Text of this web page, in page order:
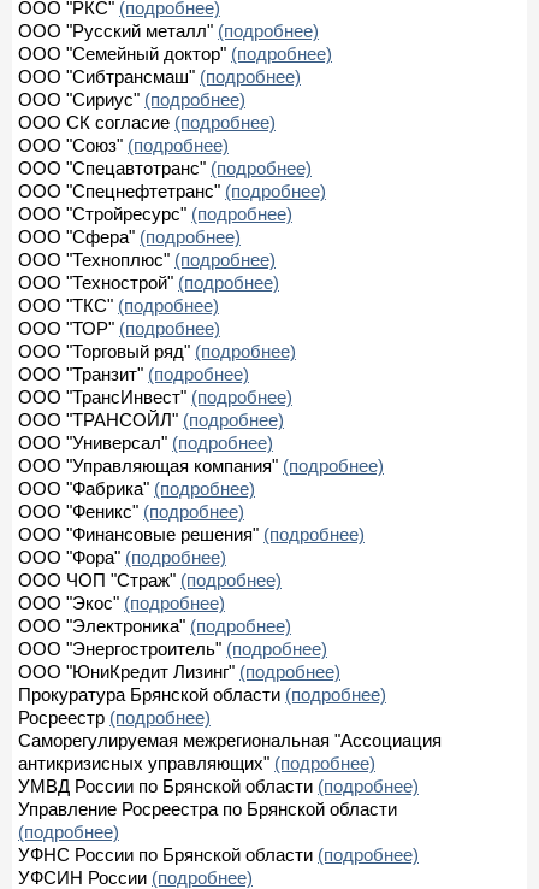
ООО "РКС" (подробнее)
ООО "Русский металл" (подробнее)
ООО "Семейный доктор" (подробнее)
ООО "Сибтрансмаш" (подробнее)
ООО "Сириус" (подробнее)
ООО СК согласие (подробнее)
ООО "Союз" (подробнее)
ООО "Спецавтотранс" (подробнее)
ООО "Спецнефтетранс" (подробнее)
ООО "Стройресурс" (подробнее)
ООО "Сфера" (подробнее)
ООО "Техноплюс" (подробнее)
ООО "Технострой" (подробнее)
ООО "ТКС" (подробнее)
ООО "ТОР" (подробнее)
ООО "Торговый ряд" (подробнее)
ООО "Транзит" (подробнее)
ООО "ТрансИнвест" (подробнее)
ООО "ТРАНСОЙЛ" (подробнее)
ООО "Универсал" (подробнее)
ООО "Управляющая компания" (подробнее)
ООО "Фабрика" (подробнее)
ООО "Феникс" (подробнее)
ООО "Финансовые решения" (подробнее)
ООО "Фора" (подробнее)
ООО ЧОП "Страж" (подробнее)
ООО "Экос" (подробнее)
ООО "Электроника" (подробнее)
ООО "Энергостроитель" (подробнее)
ООО "ЮниКредит Лизинг" (подробнее)
Прокуратура Брянской области (подробнее)
Росреестр (подробнее)
Саморегулируемая межрегиональная "Ассоциация
антикризисных управляющих" (подробнее)
УМВД России по Брянской области (подробнее)
Управление Росреестра по Брянской области
(подробнее)
УФНС России по Брянской области (подробнее)
УФСИН России (подробнее)